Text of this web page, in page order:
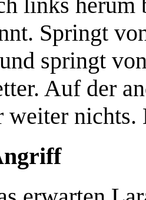
Springt
springt
Auf der
weiter